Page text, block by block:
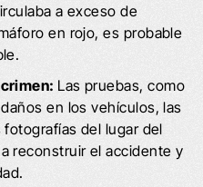
a exceso de
en rojo, es probable
Las pruebas, como
en los vehículos, las
del lugar del
reconstruir el accidente y